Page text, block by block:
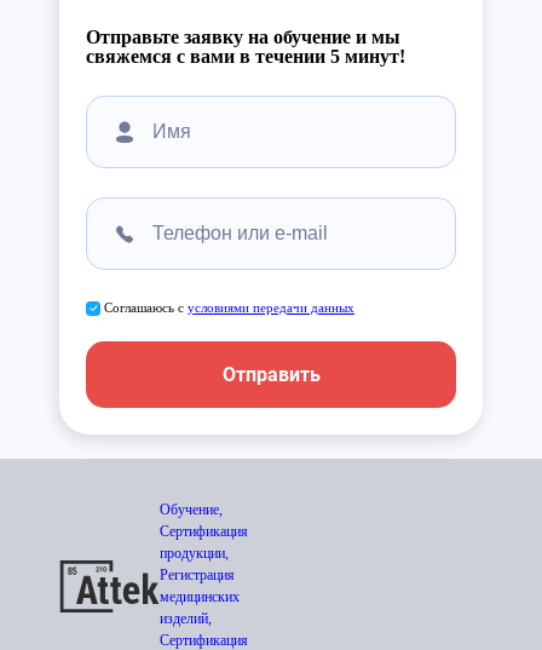
Отправьте заявку на обучение и мы
свяжемся с вами в течении 5 минут!
Соглашаюсь с условиями передачи данных
Отправить
Обучение,
Сертификация
продукции,
Регистрация
медицинских
изделий,
Сертификация